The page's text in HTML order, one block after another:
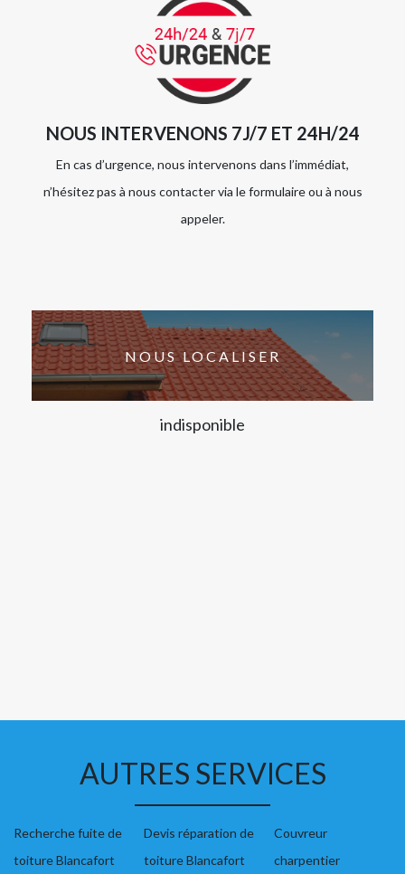
NOUS INTERVENONS 7J/7 ET 24H/24
En cas d’urgence, nous intervenons dans l’immédiat,
n’hésitez pas à nous contacter via le formulaire ou à nous
appeler.
NOUS LOCALISER
indisponible
AUTRES SERVICES
Recherche fuite de
toiture Blancafort
Devis réparation de
toiture Blancafort
Couvreur
charpentier